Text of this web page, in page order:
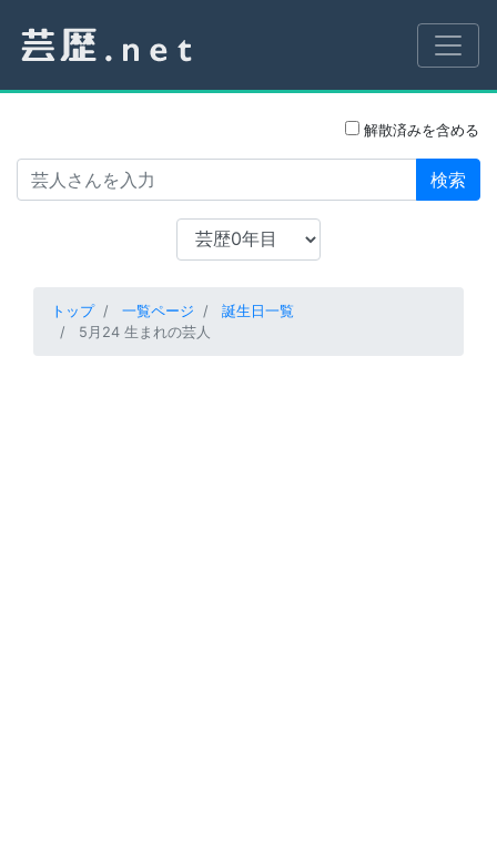
解散済みを含める
検索
トップ 一覧ページ
誕生日一覧
5月24 生まれの芸人